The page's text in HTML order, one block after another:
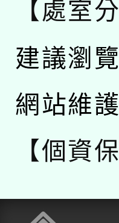
【處室
建議瀏
網站維
【個資